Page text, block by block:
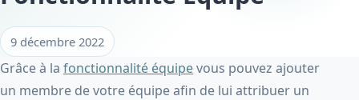
9 décembre 2022
Grâce à la fonctionnalité équipevous pouvez ajouter
un membre de votre équipe afin de lui attribuer un